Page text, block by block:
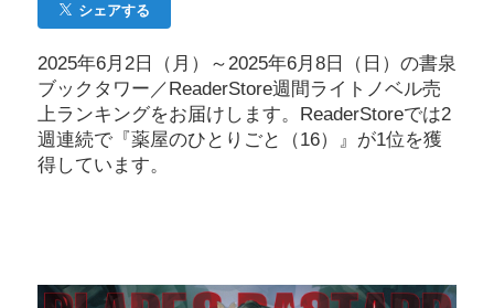
シェアする
2025年6月2日（月）～2025年6月8日（日）の書泉
ブックタワー／ReaderStore週間ライトノベル売
上ランキングをお届けします。ReaderStoreでは2
週連続で『薬屋のひとりごと（16）』が1位を獲
得しています。